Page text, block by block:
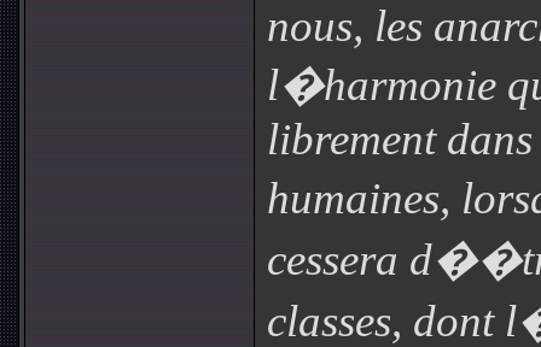
nous, les
l�harmonie
librement
humaines,
cessera
classes, dont